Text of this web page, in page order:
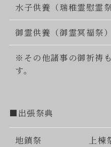
水子供養（瑞稚霊慰霊祭
御霊供養（御霊冥福祭）
※その他諸事の御祈祷
す。
■出張祭典
地鎮祭 上棟